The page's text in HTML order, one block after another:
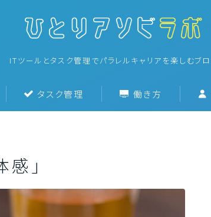
ITツールとタスク管理でパラレルキャリアを楽しむブ
タスク管理 働き方
タスク管理
」